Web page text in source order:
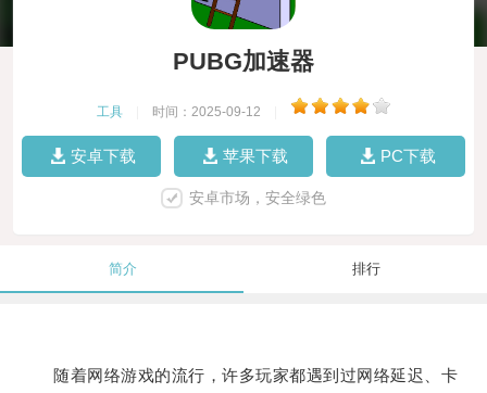
PUBG加速器
工具 时间：2025-09-12
安卓下载 苹果下载 PC下载
安卓市场，安全绿色
简介 排行
随着网络游戏的流行，许多玩家都遇到过网络延迟、卡